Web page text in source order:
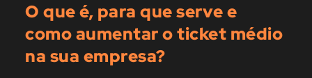
O que é, para que serve e
como aumentar o ticket médio
na sua empresa?